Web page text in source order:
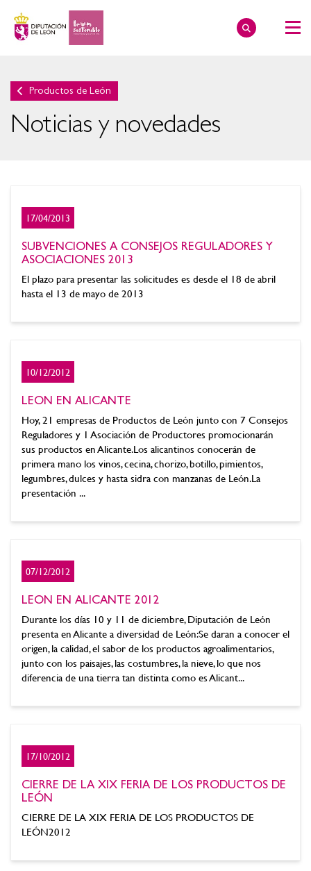
Productos de León
Noticias y novedades
17/04/2013
SUBVENCIONES A CONSEJOS REGULADORES Y
ASOCIACIONES 2013
El plazo para presentar las solicitudes es desde el 18 de abril
hasta el 13 de mayo de 2013
10/12/2012
LEON EN ALICANTE
Hoy, 21 empresas de Productos de León junto con 7 Consejos
Reguladores y 1 Asociación de Productores promocionarán
sus productos en Alicante.Los alicantinos conocerán de
primera mano los vinos, cecina, chorizo, botillo, pimientos,
legumbres, dulces y hasta sidra con manzanas de León.La
presentación ...
07/12/2012
LEON EN ALICANTE 2012
Durante los días 10 y 11 de diciembre, Diputación de León
presenta en Alicante a diversidad de León:Se daran a conocer el
origen, la calidad, el sabor de los productos agroalimentarios,
junto con los paisajes, las costumbres, la nieve, lo que nos
diferencia de una tierra tan distinta como es Alicant...
17/10/2012
CIERRE DE LA XIX FERIA DE LOS PRODUCTOS DE
LEÓN
CIERRE DE LA XIX FERIA DE LOS PRODUCTOS DE
LEÓN2012